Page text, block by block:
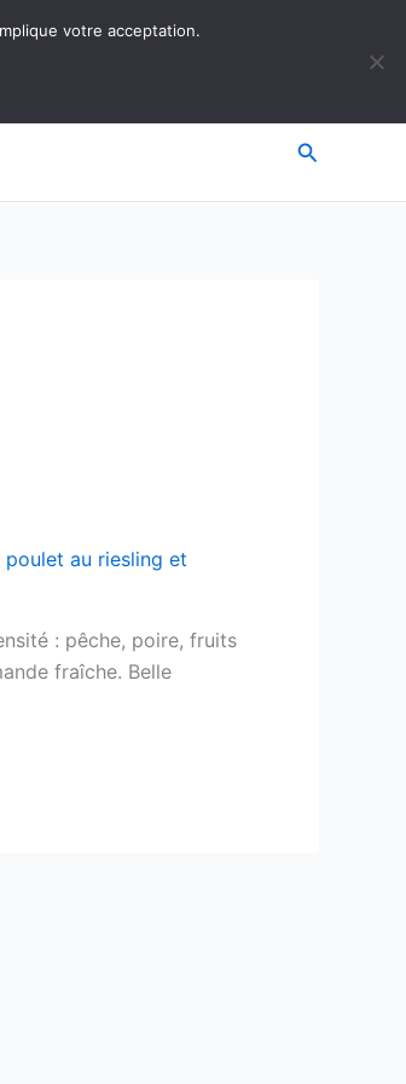
poulet au riesling et
: pêche, poire, fruits
fraîche. Belle
votre acceptation.